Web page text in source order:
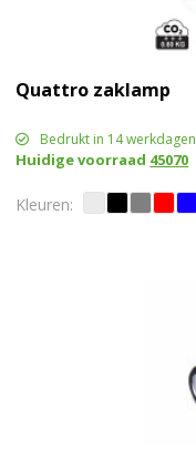
Quattro zaklamp
Bedrukt in 14 werkdagen
Huidige voorraad 45070